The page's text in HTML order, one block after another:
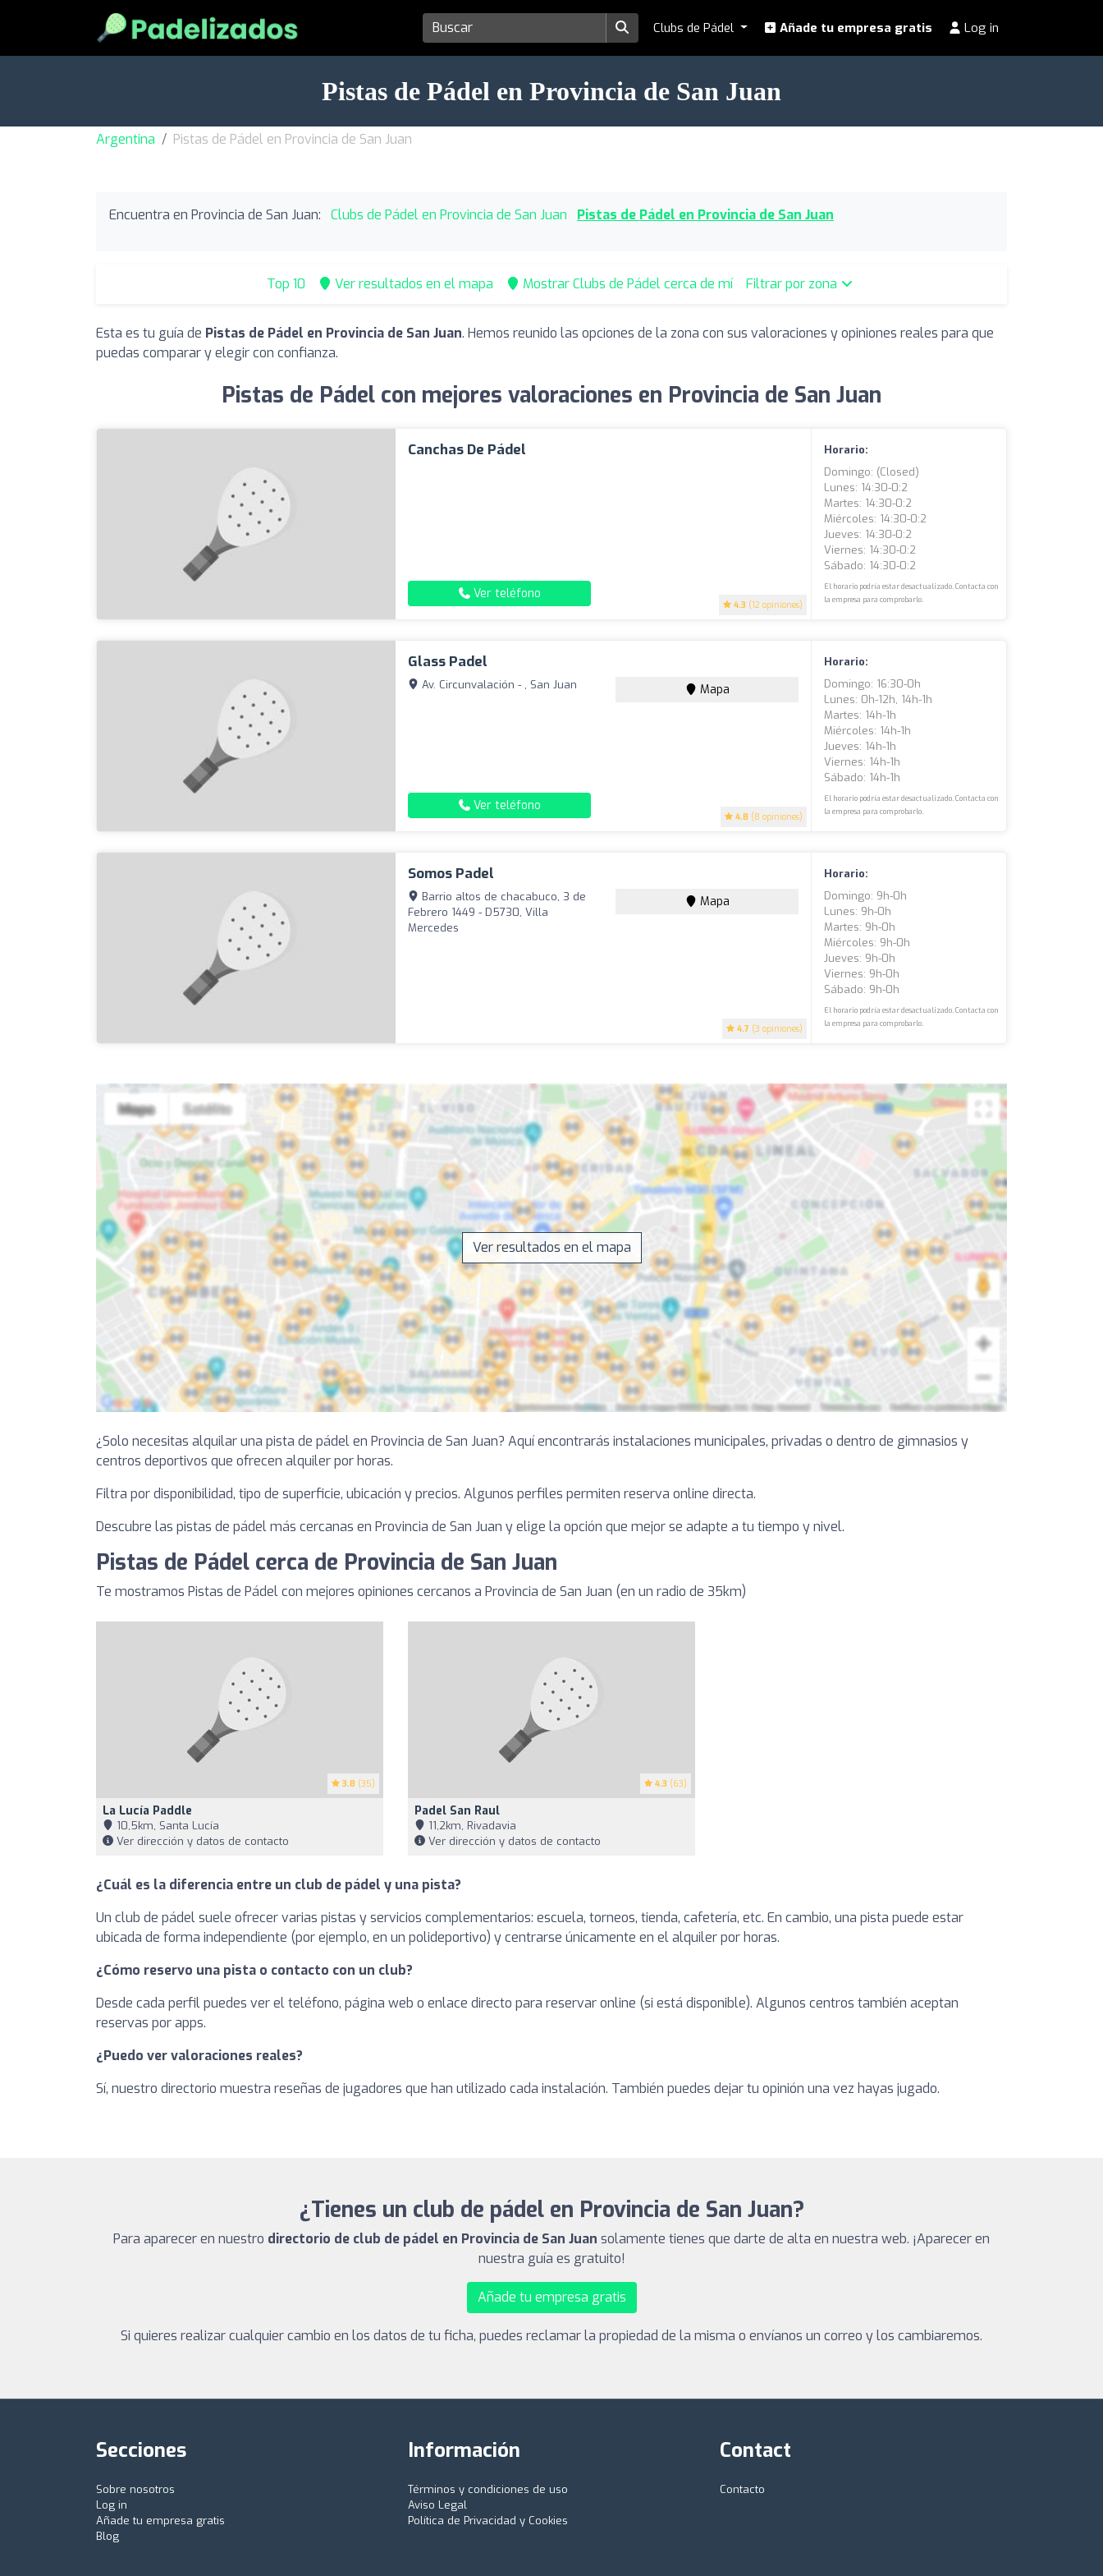
Clubs de Pádel Añade tu empresa gratis Log in
Pistas de Pádel en Provincia de San Juan
Argentina Pistas de Pádel en Provincia de San Juan
Encuentra en Provincia de San Juan: Clubs de Pádel en Provincia de San Juan Pistas de Pádel en Provincia de San Juan
Top 10 Ver resultados en el mapa Mostrar Clubs de Pádel cerca de mí Filtrar por zona
Esta es tu guía de Pistas de Pádel en Provincia de San Juan. Hemos reunido las opciones de la zona con sus valoraciones y opiniones reales para que
puedas comparar y elegir con confianza.
Pistas de Pádel con mejores valoraciones en Provincia de San Juan
Canchas De Pádel
4.3 (12 opiniones)
Ver teléfono
Horario:
Domingo: (closed)
Lunes: 14:30-0:2
Martes: 14:30-0:2
Miércoles: 14:30-0:2
Jueves: 14:30-0:2
Viernes: 14:30-0:2
Sábado: 14:30-0:2
El horario podría estar desactualizado. Contacta con
la empresa para comprobarlo.
Glass Padel
4.8 (8 opiniones)
Av. Circunvalación - , San Juan Mapa
Ver teléfono
Horario:
Domingo: 16:30-0h
Lunes: 0h-12h, 14h-1h
Martes: 14h-1h
Miércoles: 14h-1h
Jueves: 14h-1h
Viernes: 14h-1h
Sábado: 14h-1h
El horario podría estar desactualizado. Contacta con
la empresa para comprobarlo.
Somos Padel
4.7 (3 opiniones)
Barrio altos de chacabuco, 3 de
Febrero 1449 - D5730, Villa
Mercedes
Mapa
Horario:
Domingo: 9h-0h
Lunes: 9h-0h
Martes: 9h-0h
Miércoles: 9h-0h
Jueves: 9h-0h
Viernes: 9h-0h
Sábado: 9h-0h
El horario podría estar desactualizado. Contacta con
la empresa para comprobarlo.
Ver resultados en el mapa
¿Solo necesitas alquilar una pista de pádel en Provincia de San Juan? Aquí encontrarás instalaciones municipales, privadas o dentro de gimnasios y
centros deportivos que ofrecen alquiler por horas.
Filtra por disponibilidad, tipo de superficie, ubicación y precios. Algunos perfiles permiten reserva online directa.
Descubre las pistas de pádel más cercanas en Provincia de San Juan y elige la opción que mejor se adapte a tu tiempo y nivel.
Pistas de Pádel cerca de Provincia de San Juan
Te mostramos Pistas de Pádel con mejores opiniones cercanos a Provincia de San Juan (en un radio de 35km)
3.8 (35)
La Lucía Paddle
10,5km, Santa Lucía
Ver dirección y datos de contacto
4.3 (63)
Padel San Raul
11,2km, Rivadavia
Ver dirección y datos de contacto
¿Cuál es la diferencia entre un club de pádel y una pista?
Un club de pádel suele ofrecer varias pistas y servicios complementarios: escuela, torneos, tienda, cafetería, etc. En cambio, una pista puede estar
ubicada de forma independiente (por ejemplo, en un polideportivo) y centrarse únicamente en el alquiler por horas.
¿Cómo reservo una pista o contacto con un club?
Desde cada perfil puedes ver el teléfono, página web o enlace directo para reservar online (si está disponible). Algunos centros también aceptan
reservas por apps.
¿Puedo ver valoraciones reales?
Sí, nuestro directorio muestra reseñas de jugadores que han utilizado cada instalación. También puedes dejar tu opinión una vez hayas jugado.
¿Tienes un club de pádel en Provincia de San Juan?
Para aparecer en nuestro directorio de club de pádel en Provincia de San Juan solamente tienes que darte de alta en nuestra web. ¡Aparecer en
nuestra guía es gratuito!
Añade tu empresa gratis
Si quieres realizar cualquier cambio en los datos de tu ficha, puedes reclamar la propiedad de la misma o envíanos un correo y los cambiaremos.
Secciones
Sobre nosotros
Log in
Añade tu empresa gratis
Blog
Información
Términos y condiciones de uso
Aviso Legal
Política de Privacidad y Cookies
Contact
Contacto